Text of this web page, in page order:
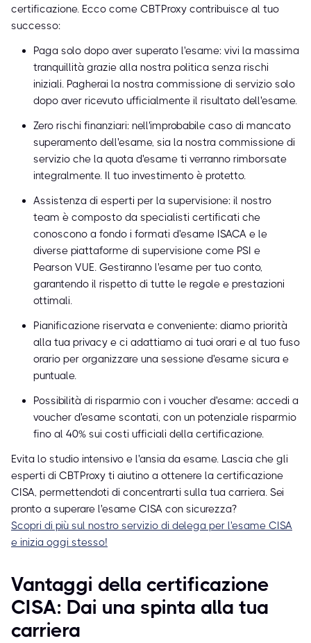
certificazione. Ecco come CBTProxy contribuisce al tuo
successo:
Paga solo dopo aver superato l'esame: vivi la massima
tranquillità grazie alla nostra politica senza rischi
iniziali. Pagherai la nostra commissione di servizio solo
dopo aver ricevuto ufficialmente il risultato dell'esame.
Zero rischi finanziari: nell'improbabile caso di mancato
superamento dell'esame, sia la nostra commissione di
servizio che la quota d'esame ti verranno rimborsate
integralmente. Il tuo investimento è protetto.
Assistenza di esperti per la supervisione: il nostro
team è composto da specialisti certificati che
conoscono a fondo i formati d'esame ISACA e le
diverse piattaforme di supervisione come PSI e
Pearson VUE. Gestiranno l'esame per tuo conto,
garantendo il rispetto di tutte le regole e prestazioni
ottimali.
Pianificazione riservata e conveniente: diamo priorità
alla tua privacy e ci adattiamo ai tuoi orari e al tuo fuso
orario per organizzare una sessione d'esame sicura e
puntuale.
Possibilità di risparmio con i voucher d'esame: accedi a
voucher d'esame scontati, con un potenziale risparmio
fino al 40% sui costi ufficiali della certificazione.
Evita lo studio intensivo e l'ansia da esame. Lascia che gli
esperti di CBTProxy ti aiutino a ottenere la certificazione
CISA, permettendoti di concentrarti sulla tua carriera. Sei
pronto a superare l'esame CISA con sicurezza?
Scopri di più sul nostro servizio di delega per l'esame CISA
e inizia oggi stesso!
Vantaggi della certificazione
CISA: Dai una spinta alla tua
carriera